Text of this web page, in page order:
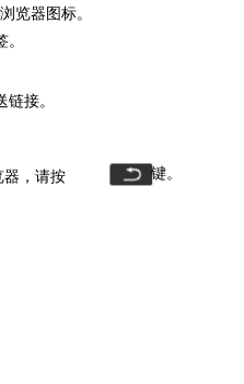
览器图标。
链接。
器，请按 键。